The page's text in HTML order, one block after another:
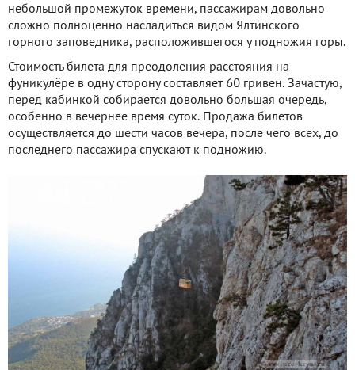
небольшой промежуток времени, пассажирам довольно
сложно полноценно насладиться видом Ялтинского
горного заповедника, расположившегося у подножия горы.
Стоимость билета для преодоления расстояния на
фуникулёре в одну сторону составляет 60 гривен. Зачастую,
перед кабинкой собирается довольно большая очередь,
особенно в вечернее время суток. Продажа билетов
осуществляется до шести часов вечера, после чего всех, до
последнего пассажира спускают к подножию.